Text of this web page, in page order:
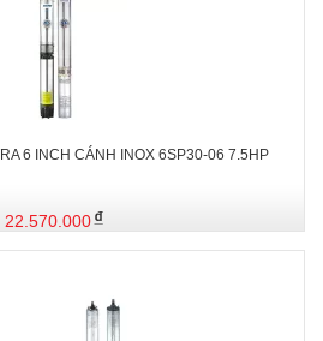
6 INCH CÁNH INOX 6SP30-06 7.5HP
22.570.000